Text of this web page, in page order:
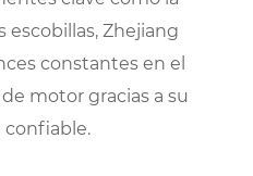
escobillas, Zhejiang
constantes en el
motor gracias a su
confiable.